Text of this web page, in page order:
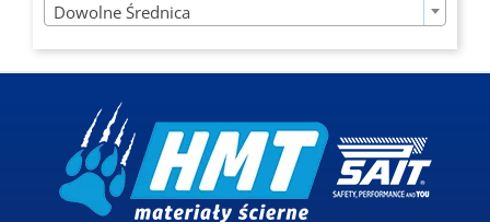
Dowolne Średnica